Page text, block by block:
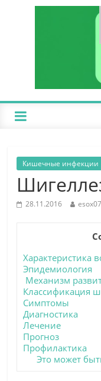
Кишечные инфекции
28.11.2016
Характеристика
Эпидемиология
Механизм
Классификация
Симптомы
Диагностика
Лечение
Прогноз
Профилактика
Это может